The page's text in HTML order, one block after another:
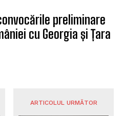
preliminare
cu Georgia și Țara
ARTICOLUL URMĂTOR